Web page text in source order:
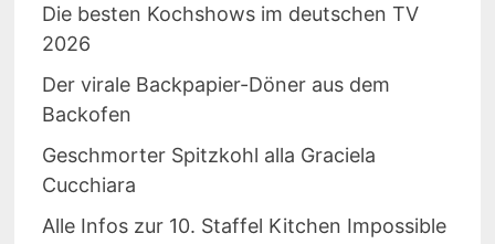
Die besten Kochshows im deutschen TV
2026
Der virale Backpapier-Döner aus dem
Backofen
Geschmorter Spitzkohl alla Graciela
Cucchiara
Alle Infos zur 10. Staffel Kitchen Impossible